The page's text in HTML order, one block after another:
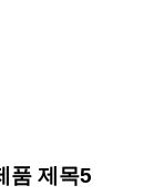
품 제목5